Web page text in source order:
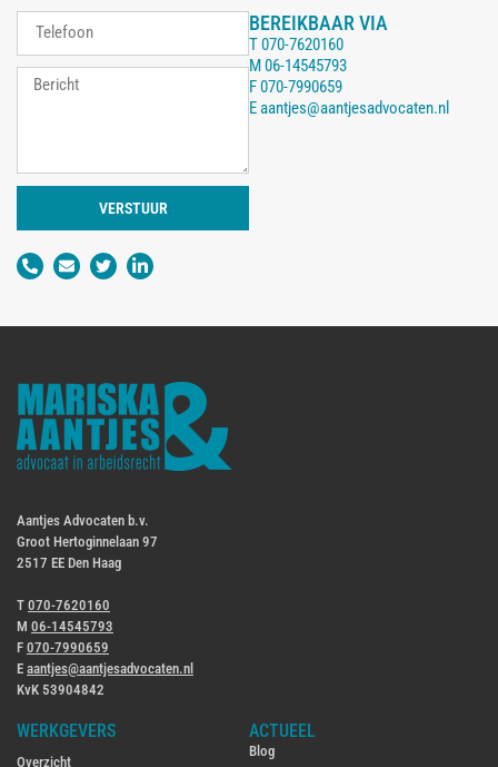
VERSTUUR
BEREIKBAAR VIA
T070-7620160
M06-14545793
F070-7990659
Eaantjes@aantjesadvocaten.nl
Aantjes Advocaten b.v.
Groot Hertoginnelaan 97
2517 EE Den Haag
T 070-7620160
M 06-14545793
F 070-7990659
E aantjes@aantjesadvocaten.nl
KvK 53904842
WERKGEVERS
Overzicht
ACTUEEL
Blog